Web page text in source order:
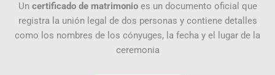
Un certificado de matrimonioes un documento oficial que
registra la unión legal de dos personas y contiene detalles
como los nombres de los cónyuges, la fecha y el lugar de la
ceremonia